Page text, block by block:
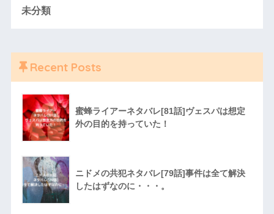
未分類
Recent Posts
蜜蜂ライアーネタバレ[81話]ヴェスパは想定
外の目的を持っていた！
ニドメの共犯ネタバレ[79話]事件は全て解決
したはずなのに・・・。